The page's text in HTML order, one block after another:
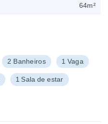
2 Banheiros 1 Vaga
1 Sala de estar
64m²